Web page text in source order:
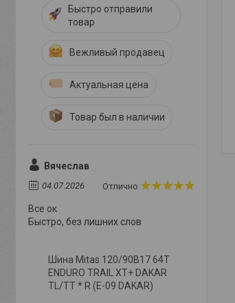
Быстро отправили
товар
Вежливый продавец
Актуальная цена
Товар был в наличии
Вячеслав
04.07.2026 Отлично
Все ок
Быстро, без лишних слов
Шина Mitas 120/90B17 64T
ENDURO TRAIL XT+ DAKAR
TL/TT * R (E-09 DAKAR)